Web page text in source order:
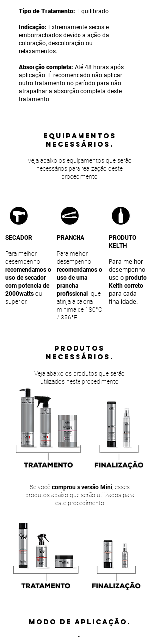
Tipo de Tratamento: Equilibrado
Indicação: Extremamente secos e
emborrachados devido a ação da
coloração, descoloração ou
relaxamentos.
Absorção completa: Até 48 horas após
aplicação. É recomendado não aplicar
outro tratamento no período para não
atrapalhar a absorção completa deste
tratamento.
equipamentos
NECESSÁRIOS.
Veja abaixo os equipamentos que serão
necessários para realização deste
procedimento
SECADOR
Para melhor
desempenho
recomendamos o
uso de secador
com potencia de
2000watts ou
superior.
PRANCHA
Para melhor
desempenho
recomendamos o
uso de uma
prancha
profissional que
atinja a caloria
mínima de 180°C
/ 356°F.
PRODUTO
KELTH
Para melhor
desempenho
use o produto
Kelth correto
para cada
finalidade.
PRODUTOS
NECESSÁRIOS.
Veja abaixo os produtos que serão
utilizados neste procedimento
Se você comprou a versão Mini, esses
produtos abaixo que serão utilizados para
este procedimento
MODO DE APLICAÇÃO.